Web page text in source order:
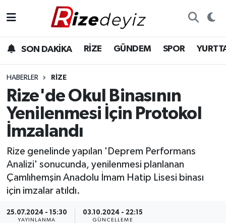
SON DAKİKA RİZE GÜNDEM SPOR
HABERLER RIZE
Rize'de Okul Binasının
Yenilenmesi İçin Protokol
İmzalandı
Rize genelinde yapılan 'Deprem Performans
Analizi' sonucunda, yenilenmesi planlanan
Çamlıhemşin Anadolu İmam Hatip Lisesi binası
için imzalar atıldı.
25.07.2024 - 15:30
YAYINLANMA
03.10.2024 - 22:15
GÜNCELLEME
Gündem
Yurttan Haberler
Ekonomi
Sağlık
Rize Hava Durumu
Rize Trafik Yoğunluk Haritası
Süper Lig Puan Durumu ve Fikstür
Son Dakika Haberleri
Haber Arşivi